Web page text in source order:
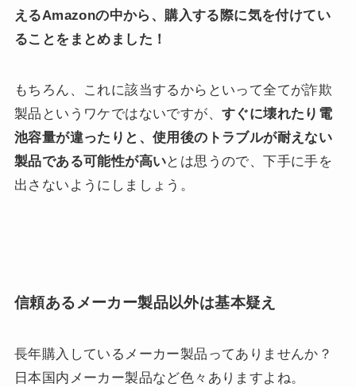
えるAmazonの中から、購入する際に気を付けてい
ることをまとめました！
もちろん、これに該当するからといって全てが詐欺
製品というワケではないですが、 すぐに壊れたり電
池容量が違ったりと、使用後のトラブルが耐えない
製品である可能性が高いとは思うので、下手に手を
出さないようにしましょう。
信頼あるメーカー製品以外は基本疑え
長年購入しているメーカー製品ってありませんか？
日本国内メーカー製品など色々ありますよね。